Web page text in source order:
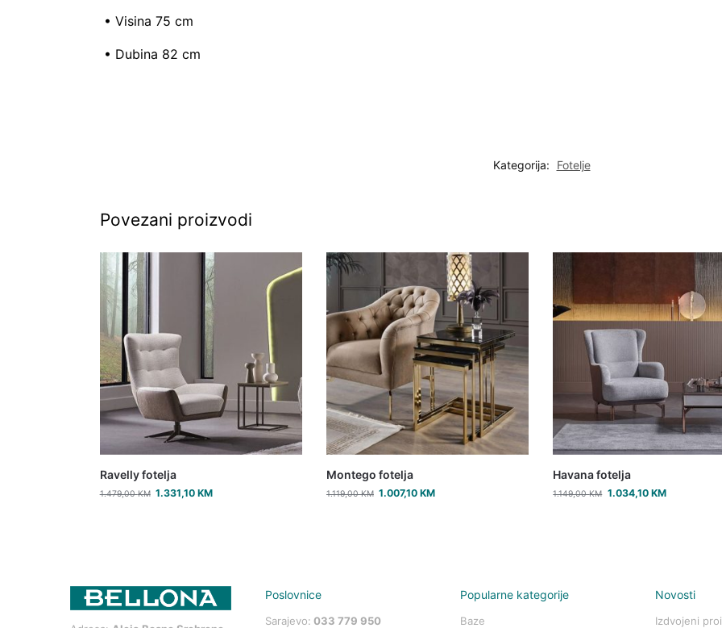
• Visina 75 cm
• Dubina 82 cm
Kategorija: Fotelje
Povezani proizvodi
Ravelly fotelja
1.479,00KM 1.331,10KM
Montego fotelja
1.119,00KM 1.007,10KM
Havana fotelja
1.149,00KM 1.034,10 KM
Poslovnice
Sarajevo: 033 779 950
Popularne kategorije
Baze
Novosti
Izdvojeni